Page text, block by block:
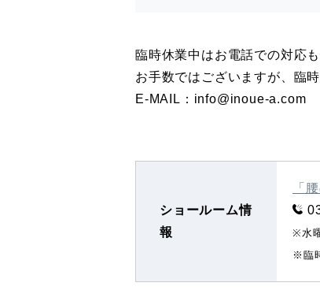
臨時休業中はお電話での対応
お手数ではございますが、臨
E-MAIL：info@inoue-a.com
ショールーム情
報
「
※水
※臨